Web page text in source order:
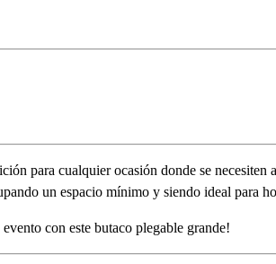
para cualquier ocasión donde se
un espacio mínimo y siendo ideal para
con este butaco plegable grande!